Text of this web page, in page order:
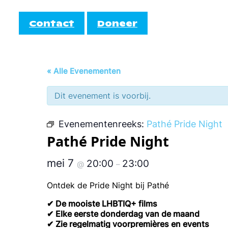
Contact Doneer
AutiRoze
EmbrAce
Doe mee!
Activiteiten
Agenda
« Alle Evenementen
Dit evenement is voorbij.
Evenementenreeks: Pathé Pride Night
Pathé Pride Night
mei 7 @ 20:00 – 23:00
Ontdek de Pride Night bij Pathé
✔ De mooiste LHBTIQ+ films
✔ Elke eerste donderdag van de maand
✔ Zie regelmatig voorpremières en events